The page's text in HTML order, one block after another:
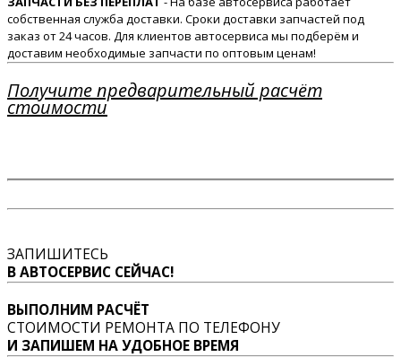
собственная служба доставки. Сроки доставки запчастей под
заказ от 24 часов. Для клиентов автосервиса мы подберём и
доставим необходимые запчасти по оптовым ценам!
Получите предварительный расчёт
стоимости
ЗАПИШИТЕСЬ
В АВТОСЕРВИС СЕЙЧАС!
ВЫПОЛНИМ РАСЧЁТ
СТОИМОСТИ РЕМОНТА ПО ТЕЛЕФОНУ
И ЗАПИШЕМ НА УДОБНОЕ ВРЕМЯ